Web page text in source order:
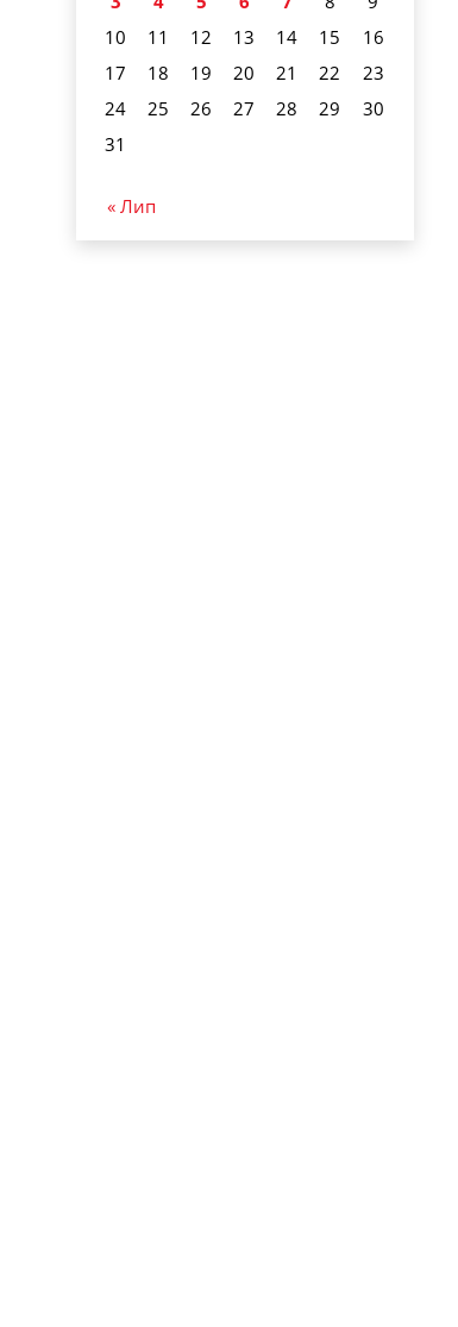
10
11 12 13 14 15
16
17
18 19 20 21 22
23
24
25 26 27 28 29
30
31
« Лип